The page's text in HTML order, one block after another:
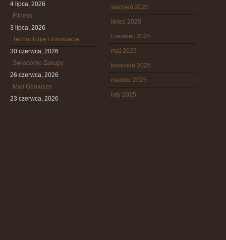
4 lipca, 2026
Fitness
3 lipca, 2026
Technologie i Innowacje
30 czerwca, 2026
Świadome Zakupy
26 czerwca, 2026
Mali Geniusze
23 czerwca, 2026
sierpień 2025
lipiec 2025
czerwiec 2025
maj 2025
kwiecień 2025
marzec 2025
luty 2025